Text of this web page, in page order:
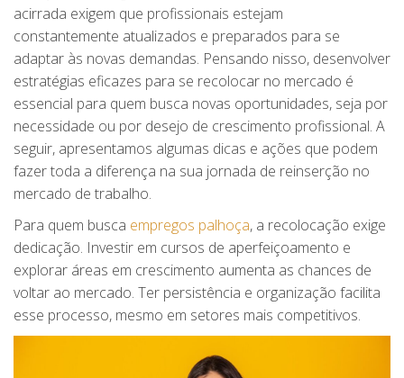
acirrada exigem que profissionais estejam
constantemente atualizados e preparados para se
adaptar às novas demandas. Pensando nisso, desenvolver
estratégias eficazes para se recolocar no mercado é
essencial para quem busca novas oportunidades, seja por
necessidade ou por desejo de crescimento profissional. A
seguir, apresentamos algumas dicas e ações que podem
fazer toda a diferença na sua jornada de reinserção no
mercado de trabalho.
Para quem busca empregos palhoça, a recolocação exige
dedicação. Investir em cursos de aperfeiçoamento e
explorar áreas em crescimento aumenta as chances de
voltar ao mercado. Ter persistência e organização facilita
esse processo, mesmo em setores mais competitivos.